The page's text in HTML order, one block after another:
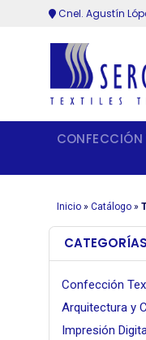
Cnel. Agustín
CONFECCIÓN
Inicio» Catálogo»
CATEGORÍAS
Confección
Arquitectura y
Impresión